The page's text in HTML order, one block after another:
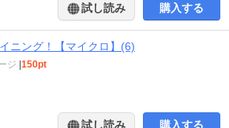
試し読み 購入する
ニング！【マイクロ】(6)
ジ |150pt
試し読み 購入する